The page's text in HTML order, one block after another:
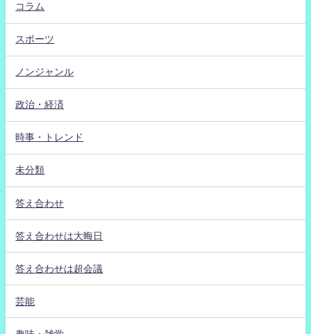
コラム
スポーツ
ノンジャンル
政治・経済
時事・トレンド
未分類
答え合わせ
答え合わせは大晦日
答え合わせは超会議
芸能